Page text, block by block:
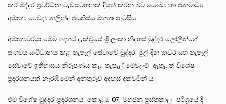
කර මුද්දර ප්‍රවර්ධන වැඩසටහනක් දියත් කරන බව සෞඛ්‍ය හා ජනමාධ්‍ය
අමාත්‍ය වෛද්‍ය නලින්ද ජයතිස්ස මහතා පැවසීය.
අමාත්‍යවරයා මෙම අදහස් දැක්වූයේ ශ්‍රී ලංකා නිදහස් මුද්දර ලෝලීන්ගේ
සංගමය සංවිධානය කළ තැපැල් සේවාවේ මුද්දර, මුල් දින කවර සහ තැපැල්
සේවාවේ ඉතිහාසය නිරූපණය කළ තැපැල් මෙවලම් ඇතුළත් විශේෂ
ප්‍රදර්ශනයක් නැරඹිමෙන් අනතුරුව අදහස් දක්වමින් ය.
එම විශේෂ මුද්දර ප්‍රදර්ශනය කොළඹ 07, මහජන පුස්තකාල පරිශ්‍රයේ දී